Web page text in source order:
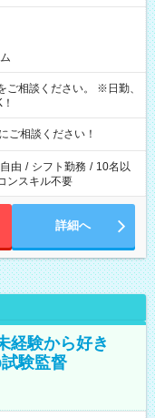
相談ください！
由 / シフト勤務 / 10名以
ンスキル不要
詳細へ
経験から好き
験監督